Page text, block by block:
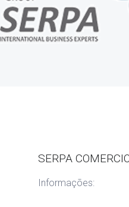
SERPA
Informações: